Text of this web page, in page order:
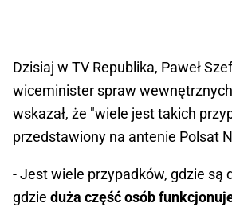
Dzisiaj w TV Republika, Paweł
wiceminister spraw
wskazał, że "wiele jest takich
przedstawiony na antenie Polsat
- Jest wiele przypadków, gdzie są
gdzie duża część osób